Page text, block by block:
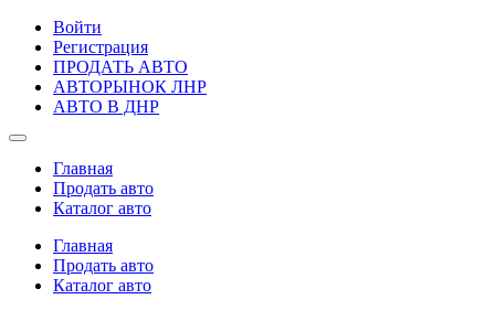
Войти
Регистрация
ПРОДАТЬ АВТО
АВТОРЫНОК ЛНР
АВТО В ДНР
Главная
Продать авто
Каталог авто
Главная
Продать авто
Каталог авто